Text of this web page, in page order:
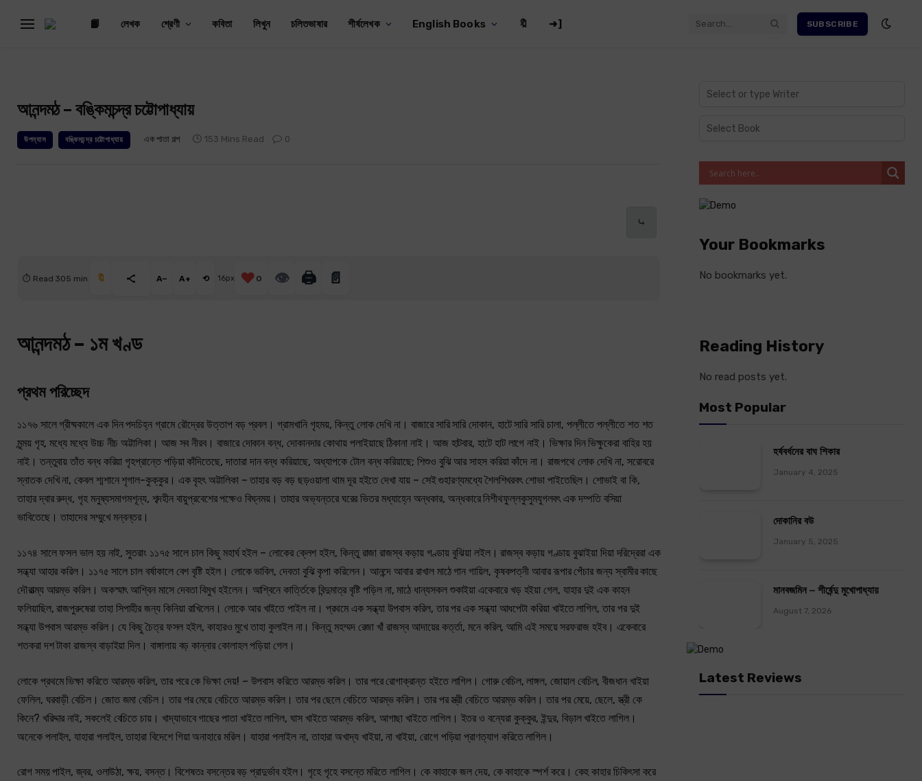
📙 লেখক শ্রেণী কবিতা লিখুন চলিতভাষার শীর্ষলেখক English Books 🔖 ➜] SUBSCRIBE
আনন্দমঠ – বঙ্কিমচন্দ্র চট্টোপাধ্যায়
উপন্যাস বঙ্কিমচন্দ্র চট্টোপাধ্যায় এক পাতা গল্প 153 Mins Read 0
⤷
⏱ Read 305 min 🔖 A− A+ ⟲ 16px ❤️ 0 👁 🖨️ 📄
আনন্দমঠ – ১ম খণ্ড
প্রথম পরিচ্ছেদ
১১৭৬ সালে গ্রীষ্মকালে এক দিন পদচিহ্ন গ্রামে রৌদ্রের উত্তাপ বড় প্রবল। গ্রামখানি গৃহময়, কিন্তু লোক দেখি না। বাজারে সারি সারি দোকান, হাটে সারি সারি চালা, পল্লীতে পল্লীতে শত শত
মৃন্ময় গৃহ, মধ্যে মধ্যে উচ্চ নীচ অট্টালিকা। আজ সব নীরব। বাজারে দোকান বন্ধ, দোকানদার কোথায় পলাইয়াছে ঠিকানা নাই। আজ হাটবার, হাটে হাট লাগে নাই। ভিক্ষার দিন ভিক্ষুকেরা বাহির হয়
নাই। তন্তুবায় তাঁত বন্ধ করিয়া গৃহপ্রান্তে পড়িয়া কাঁদিতেছে, দাতারা দান বন্ধ করিয়াছে, অধ্যাপকে টোল বন্ধ করিয়াছে; শিশুও বুঝি আর সাহস করিয়া কাঁদে না। রাজপথে লোক দেখি না, সরোবরে
স্নাতক দেখি না, কেবল শ্মশানে শৃগাল-কুক্কুর। এক বৃহৎ অট্টালিকা – তাহার বড় বড় ছড়ওয়ালা থাম দূর হইতে দেখা যায় – সেই গুহারণ্যমধ্যে শৈলশিখরবৎ শোভা পাইতেছিল। শোভাই বা কি,
তাহার দ্বার রুদ্ধ, গৃহ মনুষ্যসমাগমশূন্য, শব্দহীন বায়ুপ্রবেশের পক্ষেও বিঘ্নময়। তাহার অভ্যন্তরে ঘরের ভিতর মধ্যাহ্নে অন্ধকার, অন্ধকারে নিশীথফুল্লকুসুমযুগলবৎ এক দম্পতি বসিয়া
ভাবিতেছে। তাহাদের সম্মুখে মন্বন্তর।
১১৭৪ সালে ফসল ভাল হয় নাই, সুতরাং ১১৭৫ সালে চাল কিছু মহার্ঘ হইল – লোকের ক্লেশ হইল, কিন্তু রাজা রাজস্ব কড়ায় গণ্ডায় বুঝিয়া লইল। রাজস্ব কড়ায় গণ্ডায় বুঝাইয়া দিয়া দরিদ্রেরা এক
সন্ধ্যা আহার করিল। ১১৭৫ সালে চাল বর্ষাকালে বেশ বৃষ্টি হইল। লোকে ভাবিল, দেবতা বুঝি কৃপা করিলেন। আনন্দে আবার রাখাল মাঠে গান গায়িল, কৃষকপত্নী আবার রূপার পেঁচার জন্য স্বামীর কাছে
দৌরাত্ম্য আরম্ভ করিল। অকস্মাৎ আশ্বিন মাসে দেবতা বিমুখ হইলেন। আশ্বিনে কার্ত্তিকে বিন্দুমাত্র বৃষ্টি পড়িল না, মাঠে ধান্যসকল শুকাইয়া একেবারে খড় হইয়া গেল, যাহার দুই এক কাহন
ফলিয়াছিল, রাজপুরুষেরা তাহা সিপাহীর জন্য কিনিয়া রাখিলেন। লোকে আর খাইতে পাইল না। প্রথমে এক সন্ধ্যা উপবাস করিল, তার পর এক সন্ধ্যা আধপেটা করিয়া খাইতে লাগিল, তার পর দুই
সন্ধ্যা উপবাস আরম্ভ করিল। যে কিছু চৈত্র ফসল হইল, কাহারও মুখে তাহা কুলাইল না। কিন্তু মহম্মদ রেজা খাঁ রাজস্ব আদায়ের কর্ত্তা, মনে করিল, আমি এই সময়ে সরফরাজ হইব। একেবারে
শতকরা দশ টাকা রাজস্ব বাড়াইয়া দিল। বাঙ্গালায় বড় কান্নার কোলাহল পড়িয়া গেল।
লোকে প্রথমে ভিক্ষা করিতে আরম্ভ করিল, তার পরে কে ভিক্ষা দেয়! – উপবাস করিতে আরম্ভ করিল। তার পরে রোগাক্রান্ত হইতে লাগিল। গোরু বেচিল, লাঙ্গল, জোয়াল বেচিল, বীজধান খাইয়া
ফেলিল, ঘরবাড়ী বেচিল। জোত জমা বেচিল। তার পর মেয়ে বেচিতে আরম্ভ করিল। তার পর ছেলে বেচিতে আরম্ভ করিল। তার পর স্ত্রী বেচিতে আরম্ভ করিল। তার পর মেয়ে, ছেলে, স্ত্রী কে
কিনে? খরিদ্দার নাই, সকলেই বেচিতে চায়। খাদ্যাভাবে গাছের পাতা খাইতে লাগিল, ঘাস খাইতে আরম্ভ করিল, আগাছা খাইতে লাগিল। ইতর ও বন্যেরা কুক্কুর, ইন্দুর, বিড়াল খাইতে লাগিল।
অনেকে পলাইল, যাহারা পলাইল, তাহারা বিদেশে গিয়া অনাহারে মরিল। যাহারা পলাইল না, তাহারা অখাদ্য খাইয়া, না খাইয়া, রোগে পড়িয়া প্রাণত্যাগ করিতে লাগিল।
রোগ সময় পাইল, জ্বর, ওলাউঠা, ক্ষয়, বসন্ত। বিশেষতঃ বসন্তের বড় প্রাদুর্ভাব হইল। গৃহে গৃহে বসন্তে মরিতে লাগিল। কে কাহাকে জল দেয়, কে কাহাকে স্পর্শ করে। কেহ কাহার চিকিৎসা করে
Your Bookmarks
No bookmarks yet.
Reading History
No read posts yet.
Most Popular
হর্ষবর্ধনের বাঘ শিকার
January 4, 2025
দোকানির বউ
January 5, 2025
মানবজমিন – শীর্ষেন্দু মুখোপাধ্যায়
August 7, 2026
Latest Reviews